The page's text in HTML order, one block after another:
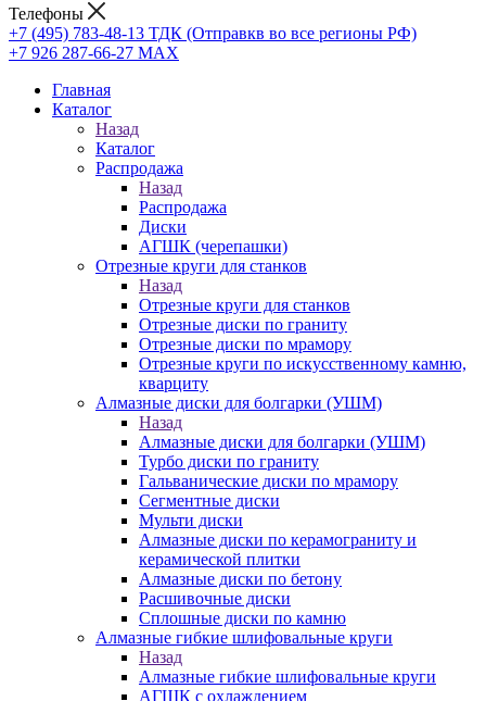
Телефоны
+7 (495) 783-48-13 ТДК (Отправкв во все регионы РФ)
+7 926 287-66-27 МАХ
Главная
Каталог
Назад
Каталог
Распродажа
Назад
Распродажа
Диски
АГШК (черепашки)
Отрезные круги для станков
Назад
Отрезные круги для станков
Отрезные диски по граниту
Отрезные диски по мрамору
Отрезные круги по искусственному камню,
кварциту
Алмазные диски для болгарки (УШМ)
Назад
Алмазные диски для болгарки (УШМ)
Турбо диски по граниту
Гальванические диски по мрамору
Сегментные диски
Мульти диски
Алмазные диски по керамограниту и
керамической плитки
Алмазные диски по бетону
Расшивочные диски
Сплошные диски по камню
Алмазные гибкие шлифовальные круги
Назад
Алмазные гибкие шлифовальные круги
АГШК с охлаждением